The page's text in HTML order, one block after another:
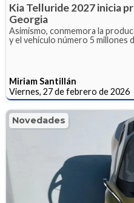
Kia Telluride 2027 inicia
Georgia
Asimismo, conmemora la
y el vehículo número 5 millones
Miriam Santillán
Viernes, 27 de febrero de 2026
Novedades